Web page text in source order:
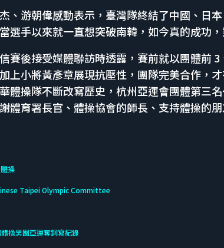
、游朝偉感動表示，臺灣隊終結了中國、日
選手以來就一直想突破南韓，如今真的成功
賽後接受媒體聯訪時透露，賽前就以團體前
上小將黃彥章展現抗壓性，團隊完美合作，
體操隊不斷改寫歷史，杭州亞運會團體第三
體育署長官、體操協會的師長、支持體操的
操
Taipei Olympic Committee
操男團亞運奪銅寫紀錄